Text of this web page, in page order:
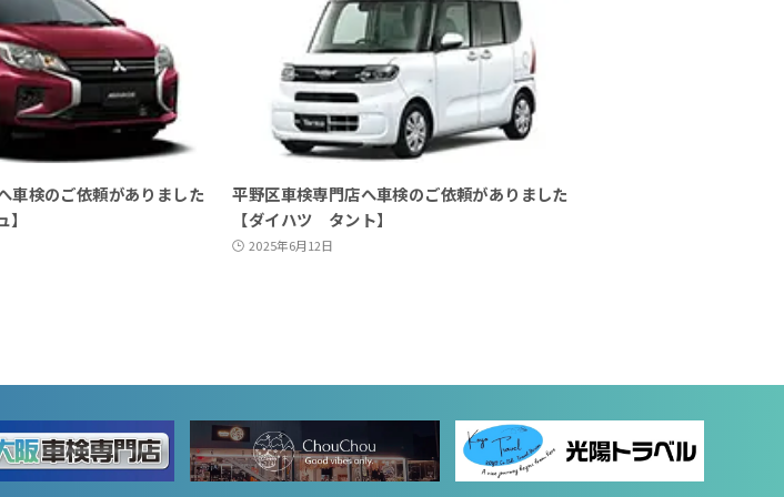
車検のご依頼がありました
平野区車検専門店へ車検のご依頼がありました
【ダイハツ タント】
2025年6月12日